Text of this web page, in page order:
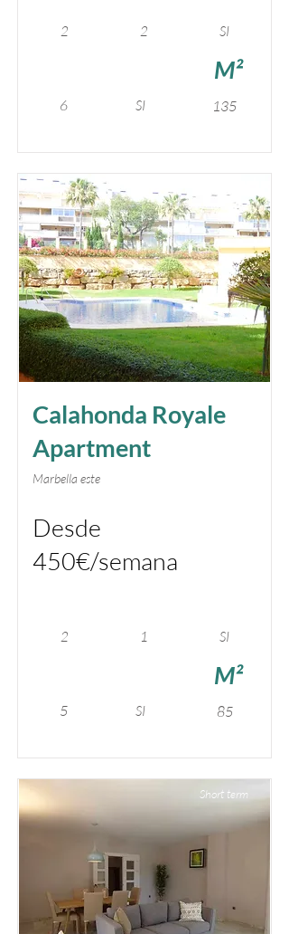
2
6
2
SI
SI
M²
135
Calahonda Royale
Apartment
Marbella este
Desde
450€/semana
2
5
1
SI
SI
M²
85
Short term